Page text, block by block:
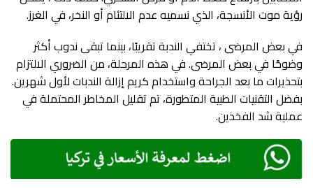
رؤية موت الأنسجة، الذي نسميه عدم الالتئام أو النخر، في الغرز.
في بعض المرضى ، تختفي الندبة تقريبًا، بينما تبقى ندوب أكثر
وضوحًا في بعض المرضى. في هذه المرحلة، من الضروري الالتزام
بتحذيرات ما بعد الجراحة واستخدام كريم إزالة الندبات لأول شهرين.
بفضل التقنيات الطبية المتطورة، تم تقليل المخاطر المحتملة في
عملية شد الفخذين.